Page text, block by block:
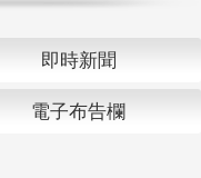
即時新聞
電子布告欄